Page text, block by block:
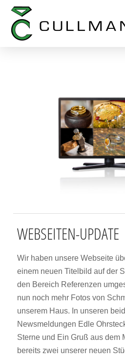
WEBSEITEN-UPDATE
Wir haben unsere Webseite
einem neuen Titelbild auf der
den Bereich Referenzen
nun noch mehr Fotos von
unserem Haus. In unseren
Newsmeldungen Edle
Sterne und Ein Gruß aus dem
bereits zwei unserer neuen